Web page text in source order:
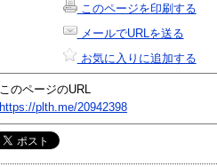
このページを印刷する
メールでURLを送る
お気に入りに追加する
このページのURL
https://plth.me/20942398